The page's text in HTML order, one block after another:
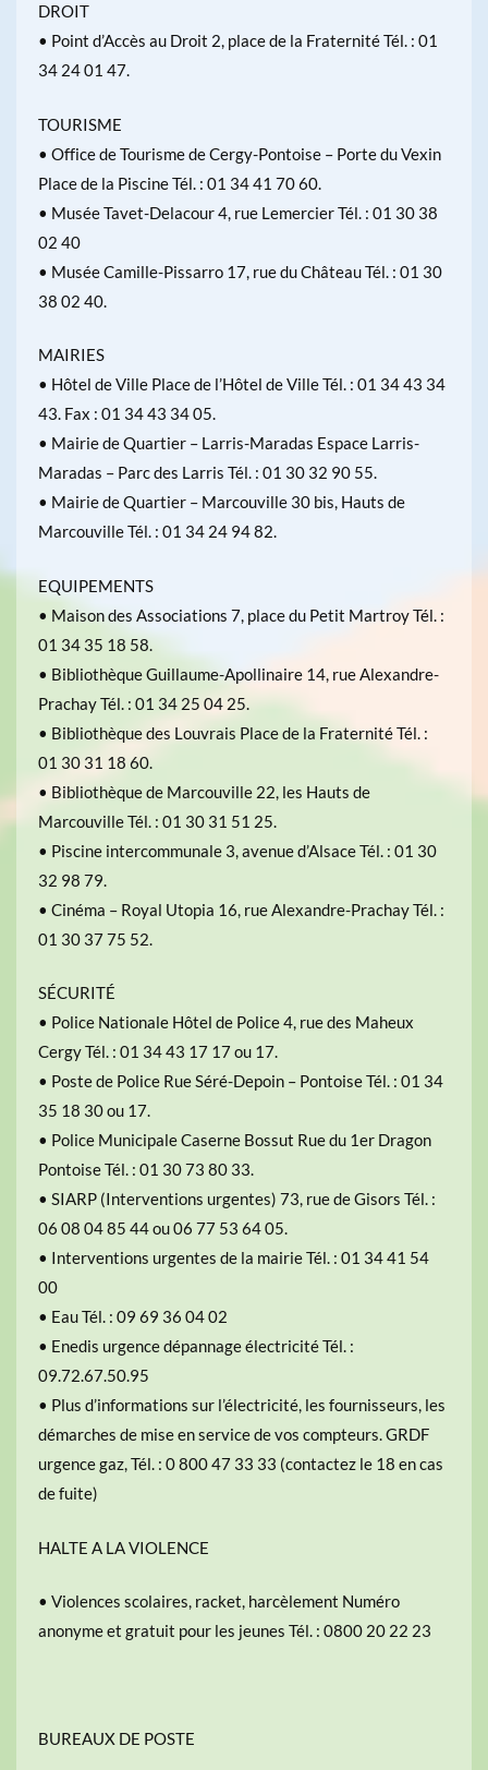
DROIT
• Point d’Accès au Droit 2, place de la Fraternité Tél. : 01
34 24 01 47.
TOURISME
• Office de Tourisme de Cergy-Pontoise – Porte du Vexin
Place de la Piscine Tél. : 01 34 41 70 60.
• Musée Tavet-Delacour 4, rue Lemercier Tél. : 01 30 38
02 40
• Musée Camille-Pissarro 17, rue du Château Tél. : 01 30
38 02 40.
MAIRIES
• Hôtel de Ville Place de l’Hôtel de Ville Tél. : 01 34 43 34
43. Fax : 01 34 43 34 05.
• Mairie de Quartier – Larris-Maradas Espace Larris-
Maradas – Parc des Larris Tél. : 01 30 32 90 55.
• Mairie de Quartier – Marcouville 30 bis, Hauts de
Marcouville Tél. : 01 34 24 94 82.
EQUIPEMENTS
• Maison des Associations 7, place du Petit Martroy Tél. :
01 34 35 18 58.
• Bibliothèque Guillaume-Apollinaire 14, rue Alexandre-
Prachay Tél. : 01 34 25 04 25.
• Bibliothèque des Louvrais Place de la Fraternité Tél. :
01 30 31 18 60.
• Bibliothèque de Marcouville 22, les Hauts de
Marcouville Tél. : 01 30 31 51 25.
• Piscine intercommunale 3, avenue d’Alsace Tél. : 01 30
32 98 79.
• Cinéma – Royal Utopia 16, rue Alexandre-Prachay Tél. :
01 30 37 75 52.
SÉCURITÉ
• Police Nationale Hôtel de Police 4, rue des Maheux
Cergy Tél. : 01 34 43 17 17 ou 17.
• Poste de Police Rue Séré-Depoin – Pontoise Tél. : 01 34
35 18 30 ou 17.
• Police Municipale Caserne Bossut Rue du 1er Dragon
Pontoise Tél. : 01 30 73 80 33.
• SIARP (Interventions urgentes) 73, rue de Gisors Tél. :
06 08 04 85 44 ou 06 77 53 64 05.
• Interventions urgentes de la mairie Tél. : 01 34 41 54
00
• Eau Tél. : 09 69 36 04 02
• Enedis urgence dépannage électricité Tél. :
09.72.67.50.95
• Plus d’informations sur l’électricité, les fournisseurs, les
démarches de mise en service de vos compteurs. GRDF
urgence gaz, Tél. : 0 800 47 33 33 (contactez le 18 en cas
de fuite)
HALTE A LA VIOLENCE
• Violences scolaires, racket, harcèlement Numéro
anonyme et gratuit pour les jeunes Tél. : 0800 20 22 23
BUREAUX DE POSTE